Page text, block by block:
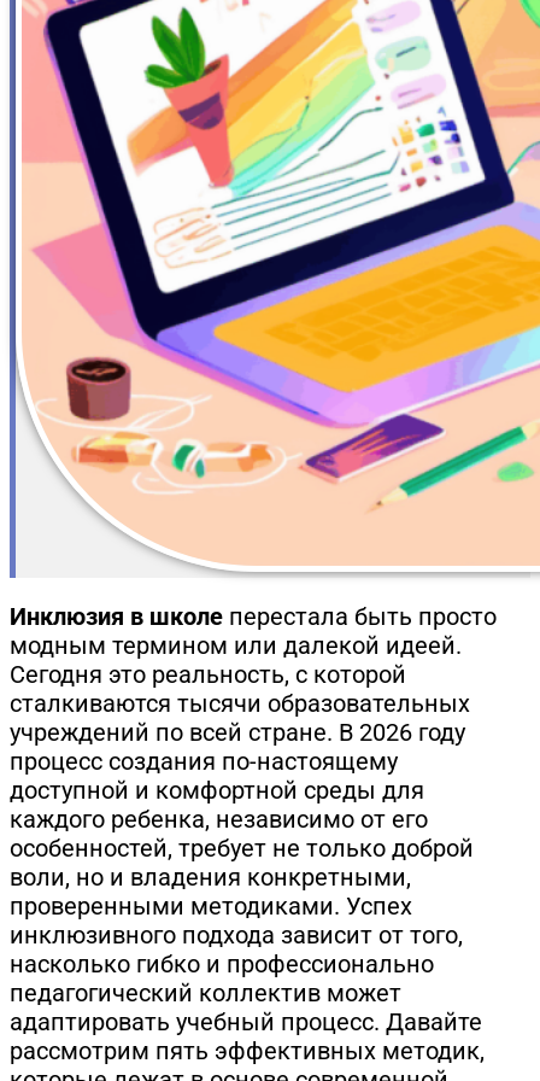
Инклюзия в школе перестала быть просто
модным термином или далекой идеей.
Сегодня это реальность, с которой
сталкиваются тысячи образовательных
учреждений по всей стране. В 2026 году
процесс создания по-настоящему
доступной и комфортной среды для
каждого ребенка, независимо от его
особенностей, требует не только доброй
воли, но и владения конкретными,
проверенными методиками. Успех
инклюзивного подхода зависит от того,
насколько гибко и профессионально
педагогический коллектив может
адаптировать учебный процесс. Давайте
рассмотрим пять эффективных методик,